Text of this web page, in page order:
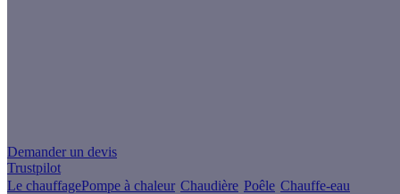
Demander un devis
Trustpilot
Le chauffagePompe à chaleur Chaudière Poêle Chauffe-eau